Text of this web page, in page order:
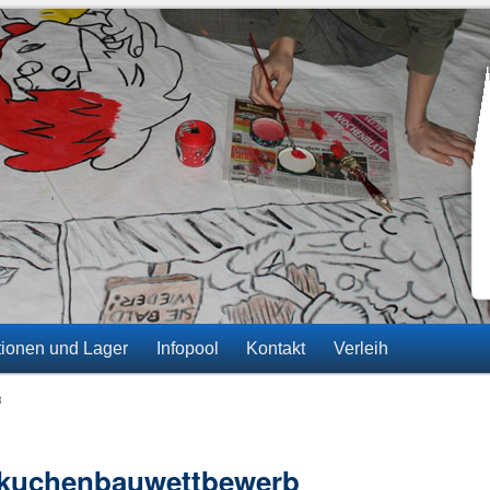
Gonsenheim
und Lager Infopool Kontakt Verleih